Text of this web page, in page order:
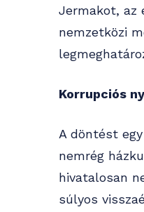
Jermakot, az
nemzetközi
Korrupciós
A döntést
nemrég
hivatalosan
súlyos